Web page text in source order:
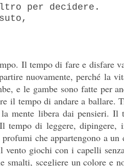
per decidere.
Il tempo di fare e disfare
nuovamente, perché la
e le gambe sono fatte per
il tempo di andare a ballare.
la mente libera dai pensieri.
tempo di leggere, dipingere,
che appartengono a
giochi con i capelli
scegliere un colore e